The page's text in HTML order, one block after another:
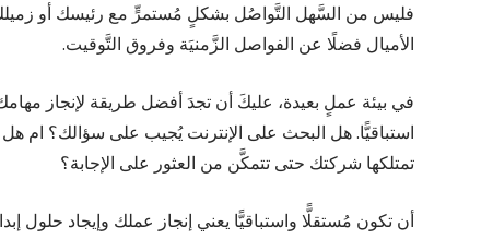
فليس من السَّهل التَّواصُل بشكلٍ مُستمرٍّ مع رئيسك أو
الأميال فضلًا عن الفواصل الزَّمنيَة وفروق التَّوقيت.
في بيئة عملٍ بعيدة، عليكَ أن تجدَ أفضل طريقة لإنجاز
استباقيًّا. هل البحث على الإنترنت يُجيب على سؤالك؟ ام
تمتلكها شركتك حتى تتمكَّن من العثور على الإجابة؟
أن تكون مُستقلًّا واستباقيًّا يعني إنجاز عملك وإيجاد حلول